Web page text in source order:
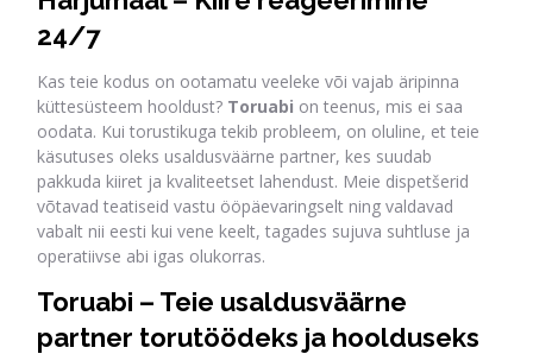
24/7
Kas teie kodus on ootamatu veeleke või vajab äripinna
küttesüsteem hooldust? Toruabi on teenus, mis ei saa
oodata. Kui torustikuga tekib probleem, on oluline, et teie
käsutuses oleks usaldusväärne partner, kes suudab
pakkuda kiiret ja kvaliteetset lahendust. Meie dispetšerid
võtavad teatiseid vastu ööpäevaringselt ning valdavad
vabalt nii eesti kui vene keelt, tagades sujuva suhtluse ja
operatiivse abi igas olukorras.
Toruabi – Teie usaldusväärne
partner torutöödeks ja hoolduseks